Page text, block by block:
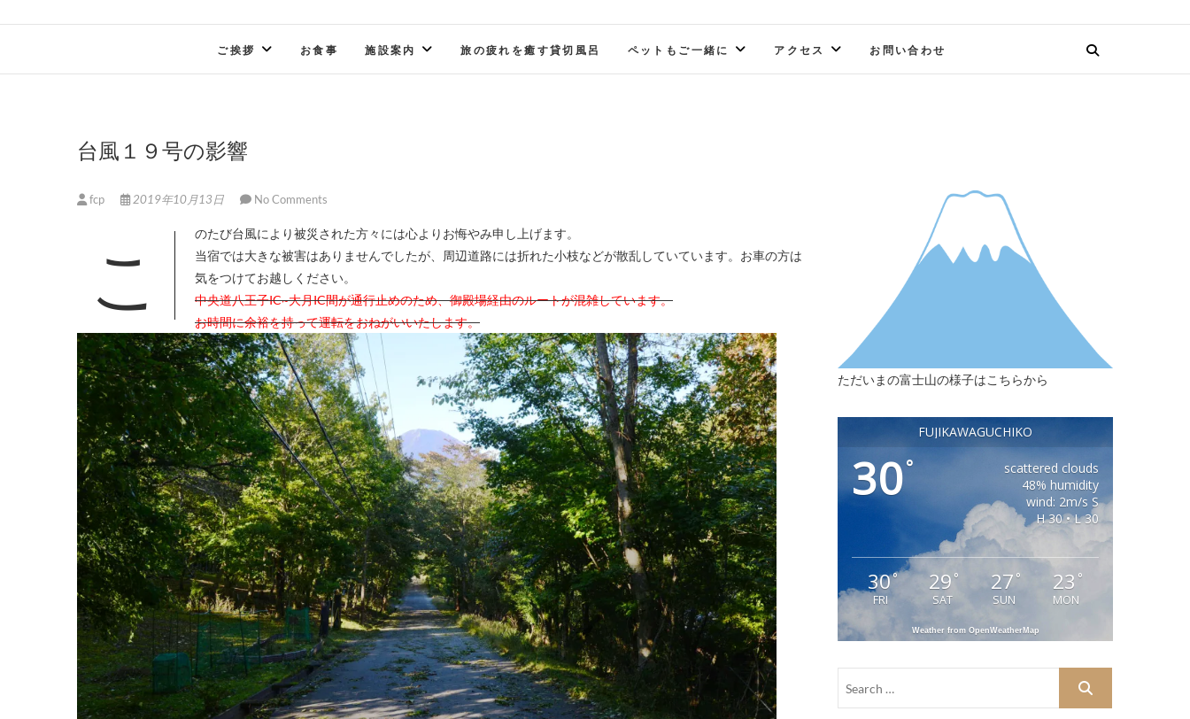
ご挨拶 お食事 施設案内 旅の疲れを癒す貸切風呂 ペットもご一緒に アクセス お問い合わせ
台風１９号の影響
fcp 2019年10月13日 No Comments
このたび台風により被災された方々には心よりお悔やみ申し上げます。
当宿では大きな被害はありませんでしたが、周辺道路には折れた小枝などが散乱していています。お車の方は
気をつけてお越しください。
中央道八王子IC~大月IC間が通行止めのため、御殿場経由のルートが混雑しています。
お時間に余裕を持って運転をおねがいいたします。
ただいまの富士山の様子はこちらから
FUJIKAWAGUCHIKO
30°
scattered clouds
48% humidity
wind: 2m/s S
H 30 • L 30
30°
FRI
29 °
SAT
27°
SUN
23 °
MON
Weather from OpenWeatherMap